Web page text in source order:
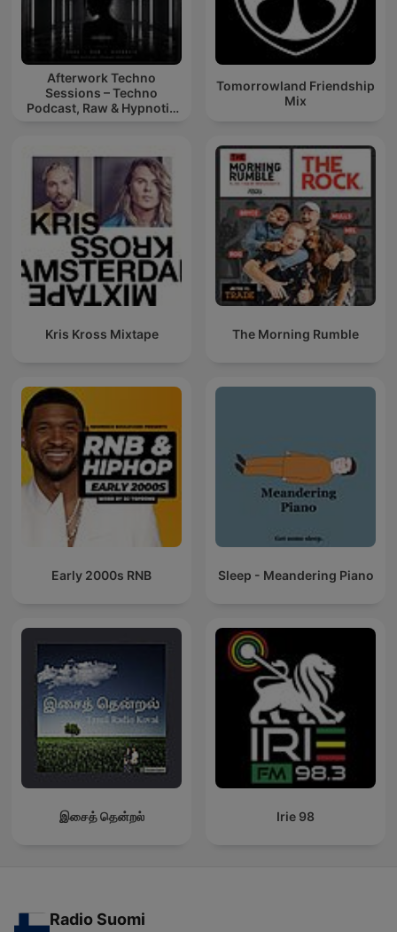
Afterwork Techno
Sessions – Techno
Podcast, Raw & Hypnotic
Tomorrowland Friendship
Mix
Kris Kross Mixtape The Morning Rumble
Early 2000s RNB Sleep - Meandering Piano
இசைத் தென்றல் Irie 98
Radio Suomi